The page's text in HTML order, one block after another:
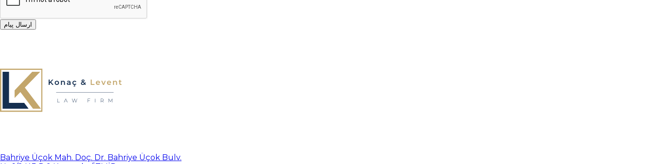
ارسال پیام
Bahriye Üçok Mah. Doç. Dr. Bahriye Üçok Bulv.